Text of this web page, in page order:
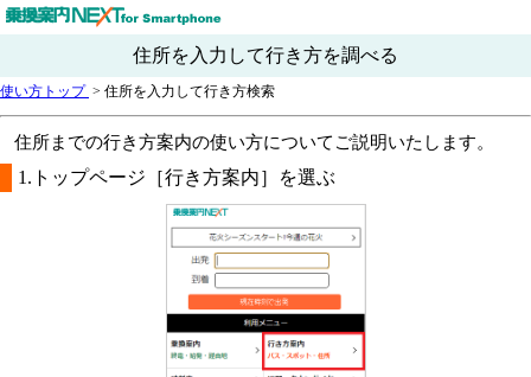
住所を入力して行き方を調べる
使い方トップ > 住所を入力して行き方検索
住所までの行き方案内の使い方についてご説明いたします。
1.トップページ［行き方案内］を選ぶ